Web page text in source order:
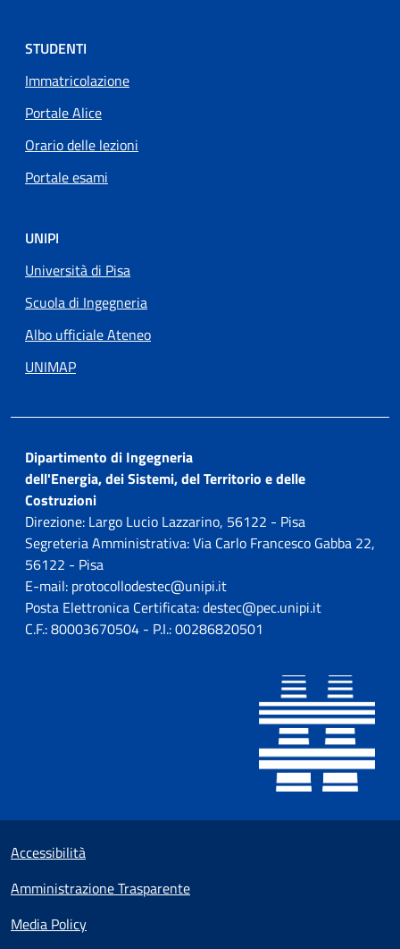
STUDENTI
Immatricolazione
Portale Alice
Orario delle lezioni
Portale esami
UNIPI
Università di Pisa
Scuola di Ingegneria
Albo ufficiale Ateneo
UNIMAP
Dipartimento di Ingegneria
dell'Energia, dei Sistemi, del Territorio e delle
Costruzioni
Direzione: Largo Lucio Lazzarino, 56122 - Pisa
Segreteria Amministrativa: Via Carlo Francesco Gabba 22,
56122 - Pisa
E-mail: protocollodestec@unipi.it
Posta Elettronica Certificata: destec@pec.unipi.it
C.F.: 80003670504 - P.I.: 00286820501
Small prints
Sezione Link utili
Accessibilità
Amministrazione Trasparente
Media Policy